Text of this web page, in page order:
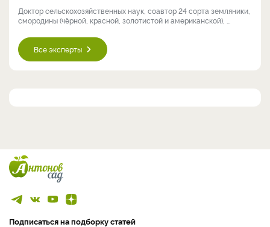
Доктор сельскохозяйственных наук, соавтор 24 сорта земляники,
смородины (чёрной, красной, золотистой и американской), ...
Все эксперты
Подписаться на подборку статей